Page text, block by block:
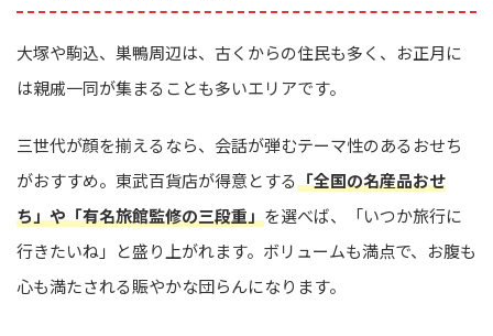
大塚や駒込、巣鴨周辺は、古くからの住民も多く、お正月に
は親戚一同が集まることも多いエリアです。
三世代が顔を揃えるなら、会話が弾むテーマ性のあるおせち
がおすすめ。東武百貨店が得意とする「全国の名産品おせ
ち」や「有名旅館監修の三段重」を選べば、「いつか旅行に
行きたいね」と盛り上がれます。ボリュームも満点で、お腹も
心も満たされる賑やかな団らんになります。